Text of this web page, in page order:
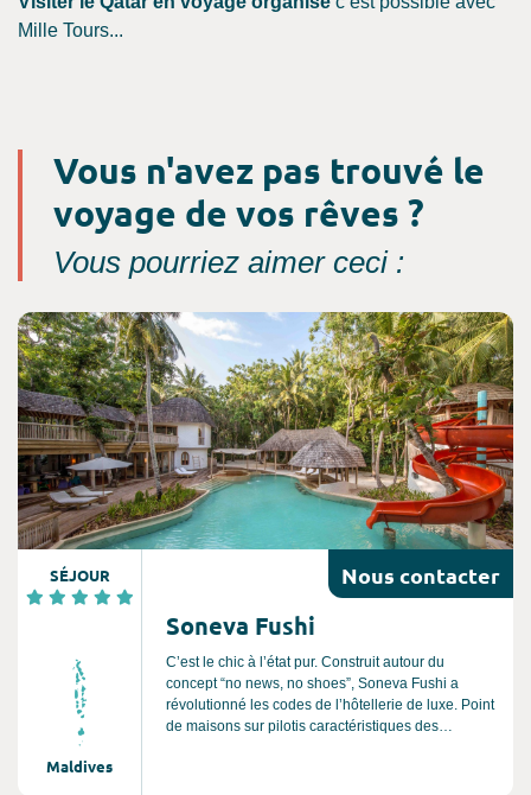
Mille Tours...
Vous n'avez pas trouvé le
voyage de vos rêves ?
Vous pourriez aimer ceci :
SÉJOUR
Maldives
Nous contacter
Soneva Fushi
C’est le chic à l’état pur. Construit autour du
concept “no news, no shoes”, Soneva Fushi a
révolutionné les codes de l’hôtellerie de luxe. Point
de maisons sur pilotis caractéristiques des
Consultez l'offre de voyage